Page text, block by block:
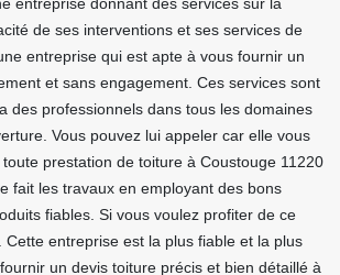
de ses interventions et ses services de
entreprise qui est apte à vous fournir un
et sans engagement. Ces services sont
des professionnels dans tous les domaines
Vous pouvez lui appeler car elle vous
toute prestation de toiture à Coustouge 11220
fait les travaux en employant des bons
fiables. Si vous voulez profiter de ce
Cette entreprise est la plus fiable et la plus
un devis toiture précis et bien détaillé à